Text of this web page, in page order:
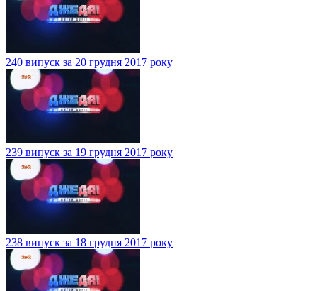
240 випуск за 20 грудня 2017 року
239 випуск за 19 грудня 2017 року
238 випуск за 18 грудня 2017 року